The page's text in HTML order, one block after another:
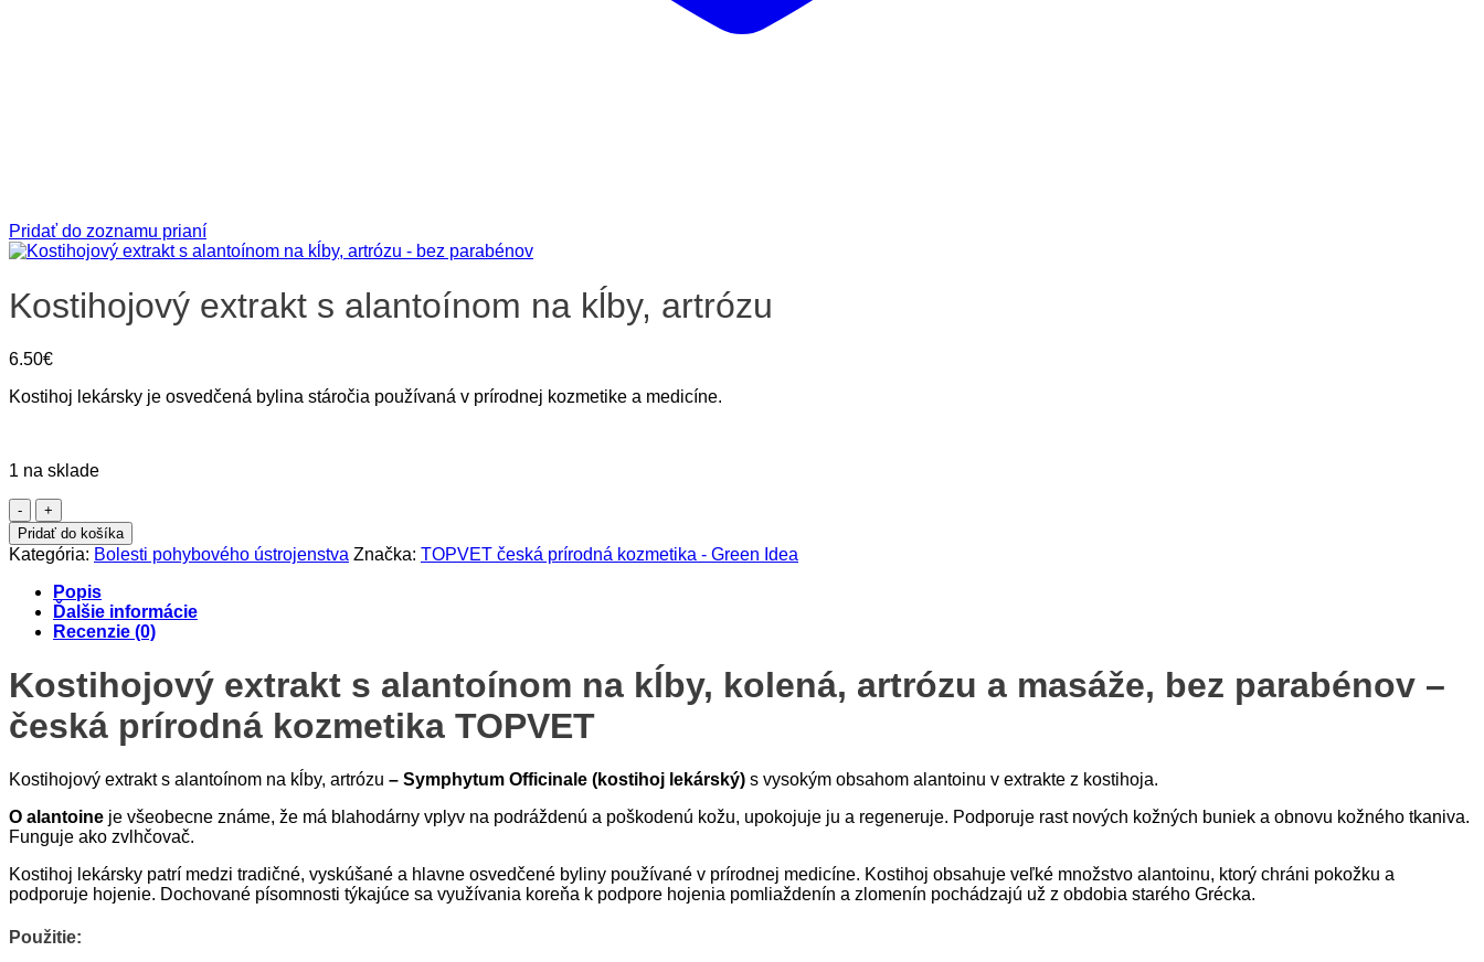
Pridať do zoznamu prianí
Kostihojový extrakt s alantoínom na kĺby, artrózu
6.50€
Kostihoj lekársky je osvedčená bylina stáročia používaná v prírodnej kozmetike a medicíne.
1 na sklade
množstvo
Kostihojový
extrakt
s
alantoínom
na
kĺby,
artrózu
Pridať do košíka
Kategória: Bolesti pohybového ústrojenstva Značka: TOPVET česká prírodná kozmetika - Green Idea
Popis
Ďalšie informácie
Recenzie (0)
Kostihojový extrakt s alantoínom na kĺby, kolená, artrózu a masáže, bez parabénov –
česká prírodná kozmetika TOPVET
Kostihojový extrakt s alantoínom na kĺby, artrózu – Symphytum Officinale (kostihoj lekárský) s vysokým obsahom alantoinu v extrakte z kostihoja.
O alantoine je všeobecne známe, že má blahodárny vplyv na podráždenú a poškodenú kožu, upokojuje ju a regeneruje. Podporuje rast nových kožných buniek a obnovu kožného tkaniva.
Funguje ako zvlhčovač.
Kostihoj lekársky patrí medzi tradičné, vyskúšané a hlavne osvedčené byliny používané v prírodnej medicíne. Kostihoj obsahuje veľké množstvo alantoinu, ktorý chráni pokožku a
podporuje hojenie. Dochované písomnosti týkajúce sa využívania koreňa k podpore hojenia pomliaždenín a zlomenín pochádzajú už z obdobia starého Grécka.
Použitie: